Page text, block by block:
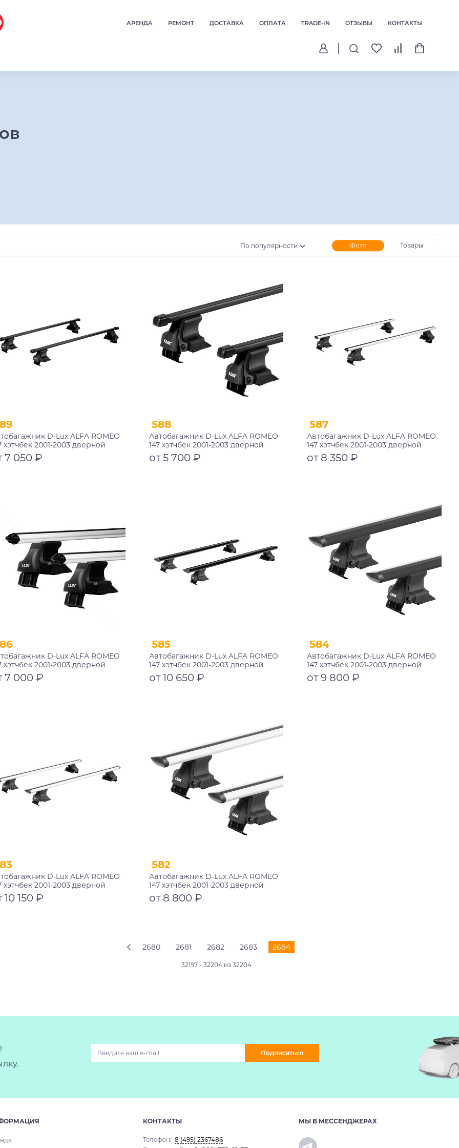
АРЕНДА РЕМОНТ ДОСТАВКА ОПЛАТА TRADE-IN ОТЗЫВЫ КОНТАКТЫ
По популярности Фото Товары
D-Lux ALFA ROMEO
хэтчбек 2001-2003 дверной
прямоугольный с замком
7 050 ₽
588
Автобагажник D-Lux ALFA ROMEO
147 хэтчбек 2001-2003 дверной
проем прямоугольный
от 5 700 ₽
587
Автобагажник D-Lux ALFA ROMEO
147 хэтчбек 2001-2003 дверной
проем аэродинамический с
замком
от 8 350 ₽
D-Lux ALFA ROMEO
хэтчбек 2001-2003 дверной
аэродинамический
7 000 ₽
585
Автобагажник D-Lux ALFA ROMEO
147 хэтчбек 2001-2003 дверной
проем аэро-трэвэл черный с
замком
от 10 650 ₽
584
Автобагажник D-Lux ALFA ROMEO
147 хэтчбек 2001-2003 дверной
проем аэро-трэвэл черный
от 9 800 ₽
D-Lux ALFA ROMEO
хэтчбек 2001-2003 дверной
аэро-трэвэл с замком
10 150 ₽
582
Автобагажник D-Lux ALFA ROMEO
147 хэтчбек 2001-2003 дверной
проем аэро-трэвэл
от 8 800 ₽
2680 2681 2682 2683 2684
32197 - 32204 из 32204
Подписаться
КОНТАКТЫ
Телефон: 8 (495) 2367486
МЫ В МЕССЕНДЖЕРАХ